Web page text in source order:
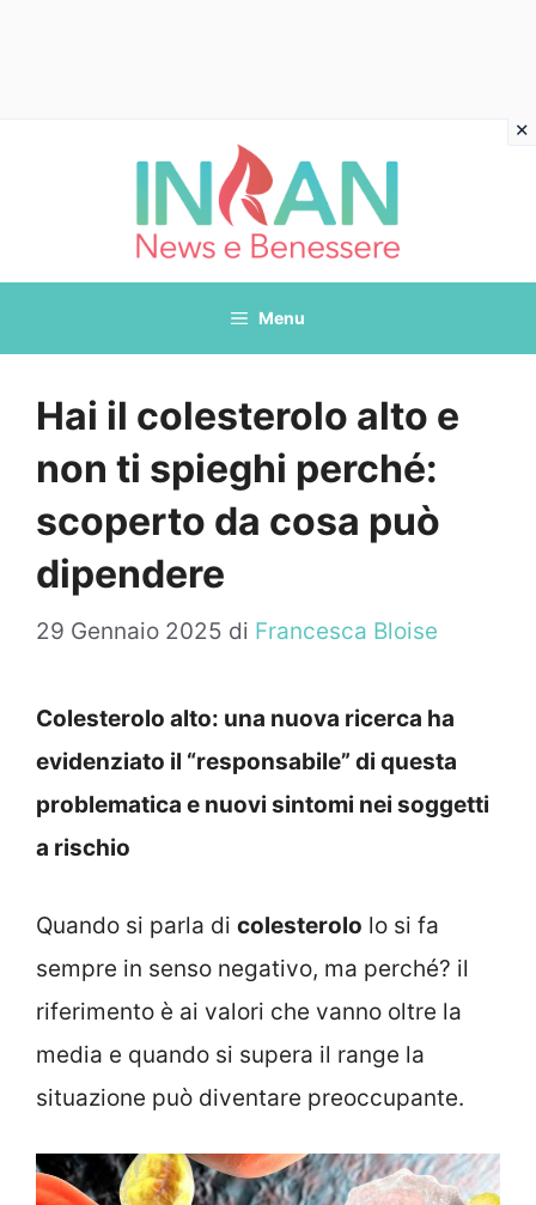
Menu
Hai il colesterolo alto e
non ti spieghi perché:
scoperto da cosa può
dipendere
29 Gennaio 2025 di Francesca Bloise
Colesterolo alto: una nuova ricerca ha
evidenziato il “responsabile” di questa
problematica e nuovi sintomi nei soggetti
a rischio
Quando si parla di colesterolo lo si fa
sempre in senso negativo, ma perché? il
riferimento è ai valori che vanno oltre la
media e quando si supera il range la
situazione può diventare preoccupante.